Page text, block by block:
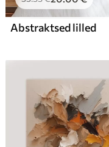
Abstraktsed lilled